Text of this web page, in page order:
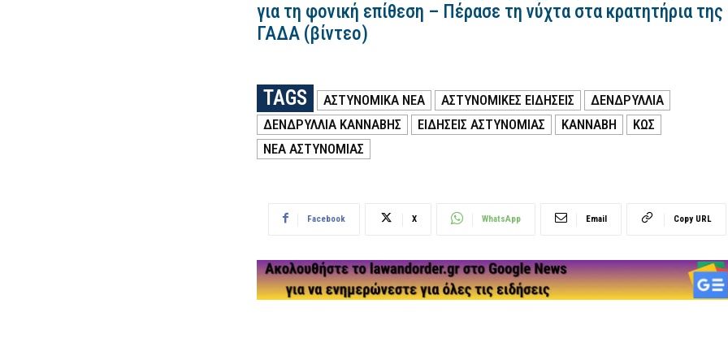
για τη φονική επίθεση – Πέρασε τη νύχτα στα κρατητήρια της
ΓΑΔΑ (βίντεο)
TAGS ΑΣΤΥΝΟΜΙΚΑ ΝΕΑ ΑΣΤΥΝΟΜΙΚΕΣ ΕΙΔΗΣΕΙΣ
ΔΕΝΔΡΥΛΛΙΑ
ΔΕΝΔΡΥΛΛΙΑ ΚΑΝΝΑΒΗΣ
ΕΙΔΗΣΕΙΣ ΑΣΤΥΝΟΜΙΑΣ ΚΑΝΝΑΒΗ
ΚΩΣ
ΝΕΑ ΑΣΤΥΝΟΜΙΑΣ
Facebook X WhatsApp Email Copy URL